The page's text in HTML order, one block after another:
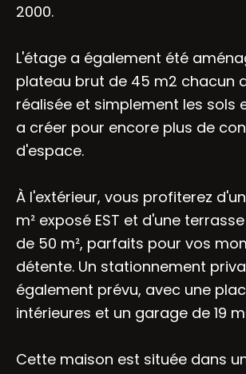
2000.
L'étage a également été
plateau brut de 45 m2 chacun
réalisée et simplement les sols
a créer pour encore plus de
d'espace.
À l'extérieur, vous profiterez
m² exposé EST et d'une
de 50 m², parfaits pour vos
détente. Un stationnement
également prévu, avec une
intérieures et un garage de 19
Cette maison est située dans